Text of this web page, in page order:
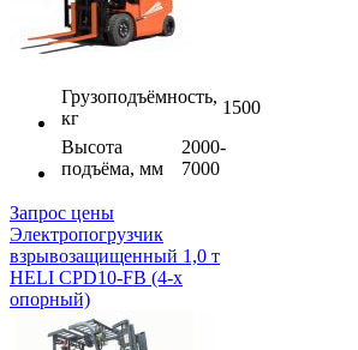
Грузоподъёмность,
кг
1500
Высота
подъёма, мм
2000-
7000
Запрос цены
Электропогрузчик
взрывозащищенный 1,0 т
HELI CPD10-FB (4-х
опорный)